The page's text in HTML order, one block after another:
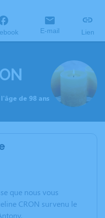
E-mail Lien
de 98 ans
que nous vous
CRON survenu le